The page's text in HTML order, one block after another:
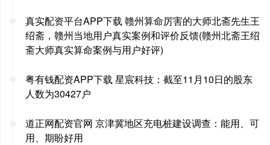
真实配资平台APP下载 赣州算命厉害的大师北斋先生王
绍斋，赣州当地用户真实案例和评价反馈(赣州北斋王绍
斋大师真实算命案例与用户好评)
粤有钱配资APP下载 星宸科技：截至11月10日的股东
人数为30427户
道正网配资官网 京津冀地区充电桩建设调查：能用、可
用、期盼好用